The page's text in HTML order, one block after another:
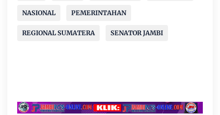
NASIONAL PEMERINTAHAN
REGIONAL SUMATERA SENATOR JAMBI